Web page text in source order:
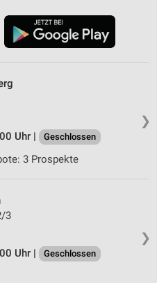
❯
Uhr |
Geschlossen
3 Prospekte
❯
3
Uhr |
Geschlossen